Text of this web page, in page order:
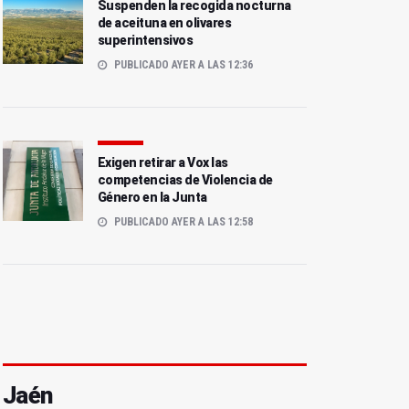
Suspenden la recogida nocturna
de aceituna en olivares
superintensivos
PUBLICADO AYER A LAS 12:36
Exigen retirar a Vox las
competencias de Violencia de
Género en la Junta
PUBLICADO AYER A LAS 12:58
Jaén